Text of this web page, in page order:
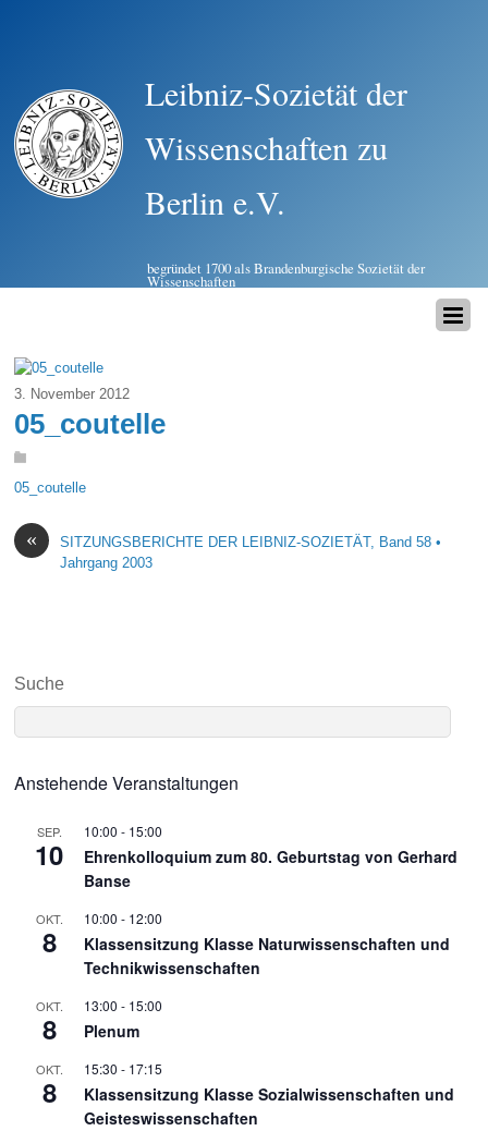
Leibniz-Sozietät der
Wissenschaften zu
Berlin e.V.
begründet 1700 als Brandenburgische Sozietät der
Wissenschaften
3. November 2012
05_coutelle
05_coutelle
«
SITZUNGSBERICHTE DER LEIBNIZ-SOZIETÄT, Band 58 •
Jahrgang 2003
Suche
Anstehende Veranstaltungen
SEP.
10
10:00 - 15:00
Ehrenkolloquium zum 80. Geburtstag von Gerhard
Banse
OKT.
8
10:00 - 12:00
Klassensitzung Klasse Naturwissenschaften und
Technikwissenschaften
OKT.
8
13:00 - 15:00
Plenum
OKT.
8
15:30 - 17:15
Klassensitzung Klasse Sozialwissenschaften und
Geisteswissenschaften